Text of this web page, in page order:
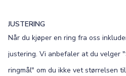
JUSTERING
Når du kjøper en ring fra oss
justering. Vi anbefaler at du velger
ringmål" om du ikke vet størrelsen